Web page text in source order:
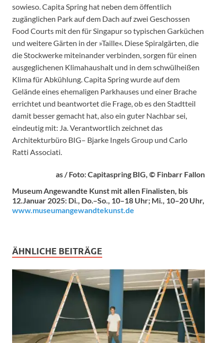
sowieso. Capita Spring hat neben dem öffentlich
zugänglichen Park auf dem Dach auf zwei Geschossen
Food Courts mit den für Singapur so typischen Garküchen
und weitere Gärten in der »Taille«. Diese Spiralgärten, die
die Stockwerke miteinander verbinden, sorgen für einen
ausgeglichenen Klimahaushalt und in dem schwülheißen
Klima für Abkühlung. Capita Spring wurde auf dem
Gelände eines ehemaligen Parkhauses und einer Brache
errichtet und beantwortet die Frage, ob es den Stadtteil
damit besser gemacht hat, also ein guter Nachbar sei,
eindeutig mit: Ja. Verantwortlich zeichnet das
Architekturbüro BIG– Bjarke Ingels Group und Carlo
Ratti Associati.
as / Foto: Capitaspring BIG, © Finbarr Fallon
Museum Angewandte Kunst mit allen Finalisten, bis
12.Januar 2025: Di., Do.–So., 10–18 Uhr; Mi., 10–20 Uhr,
www.museumangewandtekunst.de
ÄHNLICHE BEITRÄGE